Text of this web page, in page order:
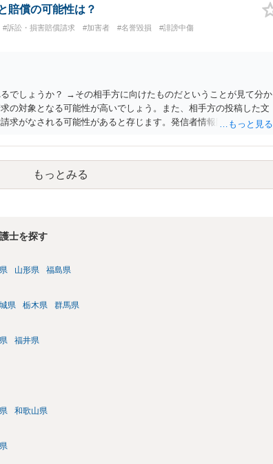
賠償の可能性は？
#訴訟・損害賠償請求 #加害者 #名誉毀損 #誹謗中傷
でしょうか？ →その相手方に向けたものだということが見て分か
の対象となる可能性が高いでしょう。また、相手方の投稿した文
求がなされる可能性があると存じます。発信者情報開示請求が進
れます。 また、された場合賠償金はいくらでしょうか。 →ケー
万単位まで様々でしょう。裁判外であれば交渉して相手方の請求
でしょう。もっとみる
士を探す
山形県 福島県
県 栃木県 群馬県
福井県
和歌山県